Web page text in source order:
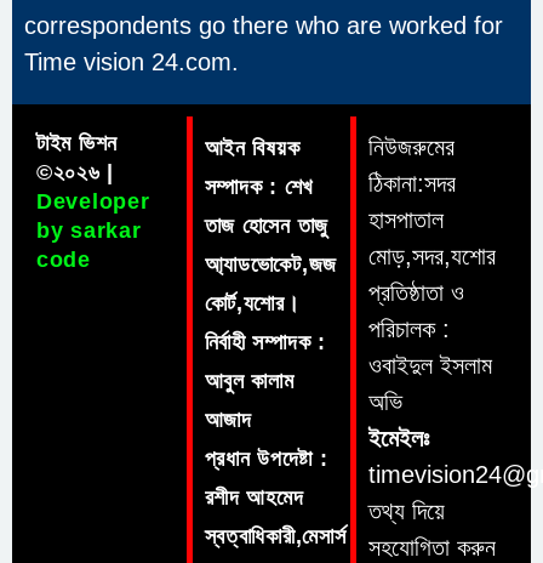
correspondents go there who are worked for
Time vision 24.com.
টাইম ভিশন
©২০২৬ |
Developer
by sarkar
code
আইন বিষয়ক
সম্পাদক : শেখ
তাজ হোসেন তাজু
আ্যাডভোকেট,জজ
কোর্ট,যশোর।
নির্বাহী সম্পাদক :
আবুল কালাম
আজাদ
প্রধান উপদেষ্টা :
রশীদ আহমেদ
স্বত্বাধিকারী,মেসার্স
নিউজরুমের
ঠিকানা:সদর
হাসপাতাল
মোড়,সদর,যশোর
প্রতিষ্ঠাতা ও
পরিচালক :
ওবাইদুল ইসলাম
অভি
ইমেইলঃ
তথ্য দিয়ে
সহযোগিতা করুন